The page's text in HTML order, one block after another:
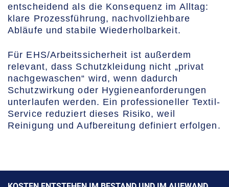
entscheidend als die Konsequenz im Alltag:
klare Prozessführung, nachvollziehbare
Abläufe und stabile Wiederholbarkeit.
Für EHS/Arbeitssicherheit ist außerdem
relevant, dass Schutzkleidung nicht „privat
nachgewaschen“ wird, wenn dadurch
Schutzwirkung oder Hygieneanforderungen
unterlaufen werden. Ein professioneller Textil-
Service reduziert dieses Risiko, weil
Reinigung und Aufbereitung definiert erfolgen.